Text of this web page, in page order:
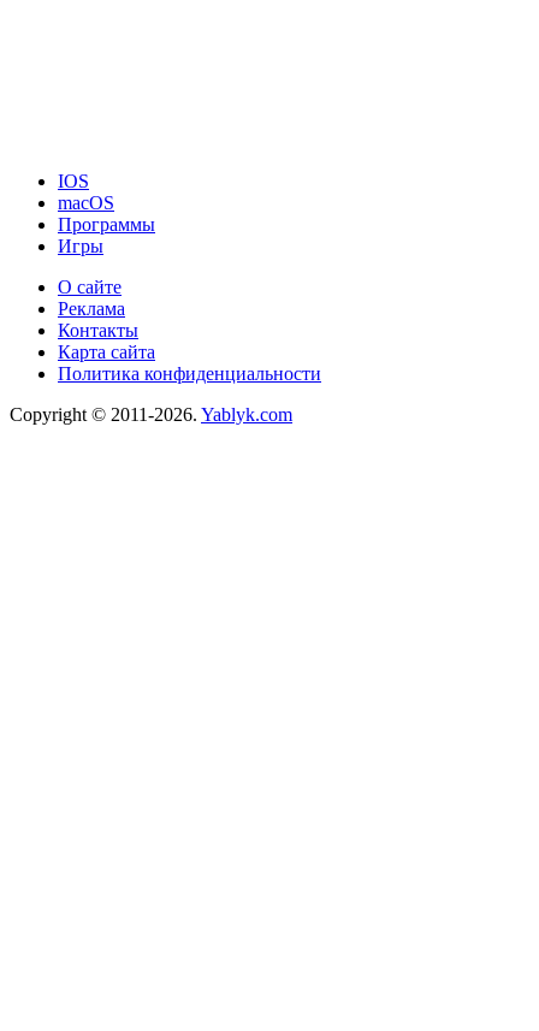
IOS
macOS
Программы
Игры
О сайте
Реклама
Контакты
Карта сайта
Политика конфиденциальности
Copyright © 2011-2026. Yablyk.сom